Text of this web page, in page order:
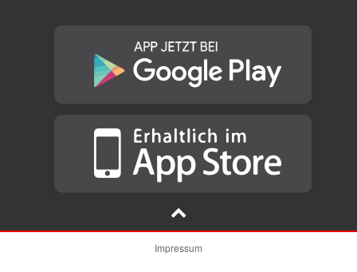
Impressum